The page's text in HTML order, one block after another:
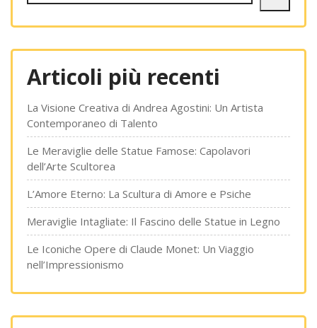
Articoli più recenti
La Visione Creativa di Andrea Agostini: Un Artista
Contemporaneo di Talento
Le Meraviglie delle Statue Famose: Capolavori
dell’Arte Scultorea
L’Amore Eterno: La Scultura di Amore e Psiche
Meraviglie Intagliate: Il Fascino delle Statue in Legno
Le Iconiche Opere di Claude Monet: Un Viaggio
nell’Impressionismo